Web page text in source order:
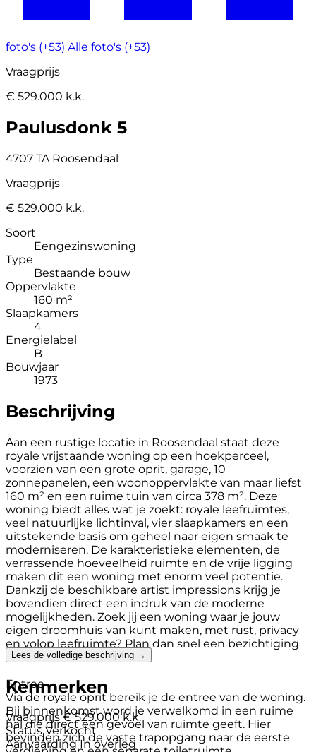
foto's (+53) Alle foto's (+53)
Vraagprijs
€ 529.000 k.k.
Paulusdonk 5
4707 TA Roosendaal
Vraagprijs
€ 529.000 k.k.
Soort
Eengezinswoning
Type
Bestaande bouw
Oppervlakte
160 m²
Slaapkamers
4
Energielabel
B
Bouwjaar
1973
Beschrijving
Aan een rustige locatie in Roosendaal staat deze
royale vrijstaande woning op een hoekperceel,
voorzien van een grote oprit, garage, 10
zonnepanelen, een woonoppervlakte van maar liefst
160 m² en een ruime tuin van circa 378 m². Deze
woning biedt alles wat je zoekt: royale leefruimtes,
veel natuurlijke lichtinval, vier slaapkamers en een
uitstekende basis om geheel naar eigen smaak te
moderniseren. De karakteristieke elementen, de
verrassende hoeveelheid ruimte en de vrije ligging
maken dit een woning met enorm veel potentie.
Dankzij de beschikbare artist impressions krijg je
bovendien direct een indruk van de moderne
mogelijkheden. Zoek jij een woning waar je jouw
eigen droomhuis van kunt maken, met rust, privacy
en volop leefruimte? Plan dan snel een bezichtiging
in!
Entree
Via de royale oprit bereik je de entree van de woning.
Bij binnenkomst word je verwelkomd in een ruime
hal die direct een gevoel van ruimte geeft. Hier
bevinden zich de vaste trapopgang naar de eerste
Lees de volledige beschrijving →
Kenmerken
Vraagprijs € 529.000 k.k.
Status Verkocht
Aanvaarding In overleg